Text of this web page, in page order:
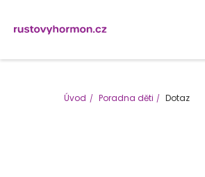
Úvod Poradna děti Dotaz